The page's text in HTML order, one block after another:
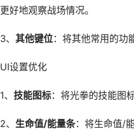
更好地观察战场情况。
3、 其他键位：将其他常用的功
UI设置优化
1、 技能图标：将光拳的技能图
2、 生命值/能量条：将生命值/